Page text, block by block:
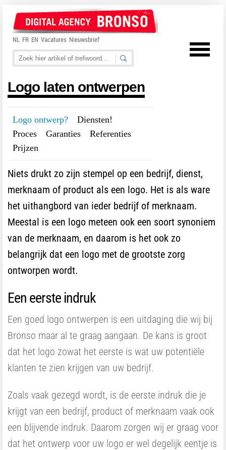
NL FR EN Vacatures Nieuwsbrief
Logo laten ontwerpen
Logo ontwerp? Diensten!
Proces
Garanties Referenties
Prijzen
Niets drukt zo zijn stempel op een bedrijf, dienst,
merknaam of product als een logo. Het is als ware
het uithangbord van ieder bedrijf of merknaam.
Meestal is een logo meteen ook een soort synoniem
van de merknaam, en daarom is het ook zo
belangrijk dat een logo met de grootste zorg
ontworpen wordt.
Een eerste indruk
Een goed logo ontwerpen is een uitdaging die wij bij
Bronso maar al te graag aangaan. De kans is groot
dat het logo zowat het eerste is wat uw potentiële
klanten te zien krijgen van uw bedrijf.
Zoals vaak gezegd wordt, is de eerste indruk die je
krijgt van een bedrijf, product of merknaam vaak ook
een blijvende indruk. Daarom zorgen wij er graag voor
dat het ontwerp voor uw logo er wel degelijk eentje is